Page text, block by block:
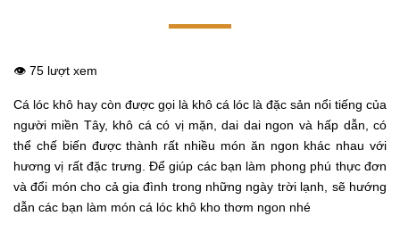
👁️ 75 lượt xem
Cá lóc khô hay còn được gọi là khô cá lóc là đặc sản nổi tiếng của
người miền Tây, khô cá có vị mặn, dai dai ngon và hấp dẫn, có
thể chế biến được thành rất nhiều món ăn ngon khác nhau với
hương vị rất đặc trưng. Để giúp các bạn làm phong phú thực đơn
và đổi món cho cả gia đình trong những ngày trời lạnh, sẽ hướng
dẫn các bạn làm món cá lóc khô kho thơm ngon nhé